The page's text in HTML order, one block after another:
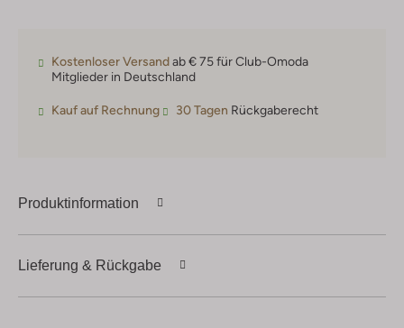
Kostenloser Versandab € 75 für Club-Omoda
Mitglieder in Deutschland
Kauf auf Rechnung 30 Tagen Rückgaberecht
Produktinformation
Lieferung & Rückgabe